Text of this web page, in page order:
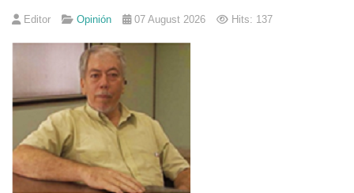
Editor Opinión 07 August 2026 Hits: 137